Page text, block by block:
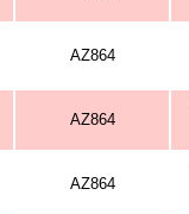
AZ864
AZ864
AZ864